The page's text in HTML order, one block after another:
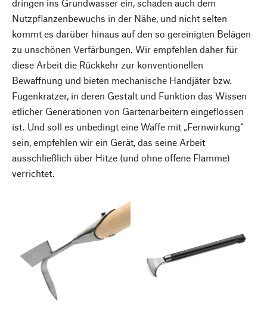
dringen ins Grundwasser ein, schaden auch dem
Nutzpflanzenbewuchs in der Nähe, und nicht selten
kommt es darüber hinaus auf den so gereinigten Belägen
zu unschönen Verfärbungen. Wir empfehlen daher für
diese Arbeit die Rückkehr zur konventionellen
Bewaffnung und bieten mechanische Handjäter bzw.
Fugenkratzer, in deren Gestalt und Funktion das Wissen
etlicher Generationen von Gartenarbeitern eingeflossen
ist. Und soll es unbedingt eine Waffe mit „Fernwirkung“
sein, empfehlen wir ein Gerät, das seine Arbeit
ausschließlich über Hitze (und ohne offene Flamme)
verrichtet.